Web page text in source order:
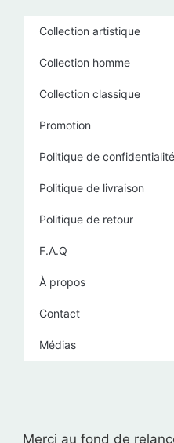
Collection artistique
Collection homme
Collection classique
Promotion
Politique de confidentialité
Politique de livraison
Politique de retour
F.A.Q
À propos
Contact
Médias
Merci au fond de